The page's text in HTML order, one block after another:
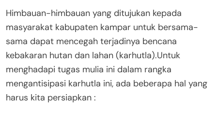
Himbauan-himbauan yang ditujukan kepada
masyarakat kabupaten kampar untuk bersama-
sama dapat mencegah terjadinya bencana
kebakaran hutan dan lahan (karhutla).Untuk
menghadapi tugas mulia ini dalam rangka
mengantisipasi karhutla ini, ada beberapa hal yang
harus kita persiapkan :